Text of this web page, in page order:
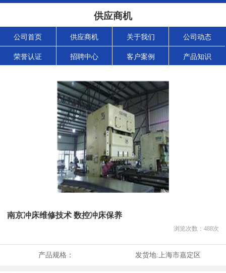
供应商机
公司首页 供应商机 关于我们 公司动态
荣誉认证 招聘中心 客户案例 产品知识
南京冲床维修技术 数控冲床保养
浏览次数： 488次
产品规格： 发货地: 上海市嘉定区